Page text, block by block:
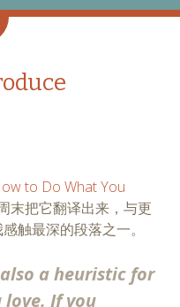
to Do What You
末把它翻译出来，与更
触最深的段落之一。
a heuristic for
If you